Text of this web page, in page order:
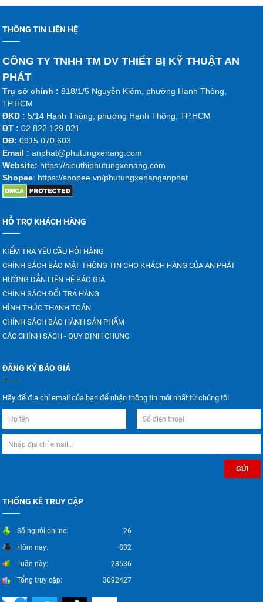
THÔNG TIN LIÊN HỆ
CÔNG TY TNHH TM DV THIẾT BỊ KỸ THUẬT AN
PHÁT
Trụ sở chính : 818/1/5 Nguyễn Kiệm, phường Hạnh Thông,
TP.HCM
ĐKD :5/14 Hạnh Thông, phường Hạnh Thông, TP.HCM
ĐT : 02 822 129 021
DĐ:0915 070 603
Email :anphat@phutungxenang.com
Website: https://sieuthiphutungxenang.com
Shopee: https://shopee.vn/phutungxenanganphat
HỖ TRỢ KHÁCH HÀNG
KIỂM TRA YÊU CẦU HỎI HÀNG
CHÍNH SÁCH BẢO MẬT THÔNG TIN CHO KHÁCH HÀNG CỦA AN PHÁT
HƯỚNG DẪN LIÊN HỆ BÁO GIÁ
CHÍNH SÁCH ĐỔI TRẢ HÀNG
HÌNH THỨC THANH TOÁN
CHÍNH SÁCH BẢO HÀNH SẢN PHẨM
CÁC CHÍNH SÁCH - QUY ĐỊNH CHUNG
ĐĂNG KÝ BÁO GIÁ
Hãy để địa chỉ email của bạn để nhận thông tin mới nhất từ chúng tôi.
THỐNG KÊ TRUY CẬP
Số người online:
26
Hôm nay:
832
Tuần này:
28536
Tổng truy cập:
3092427